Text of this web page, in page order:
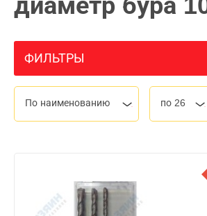
ФИЛЬТРЫ
По наименованию по 26